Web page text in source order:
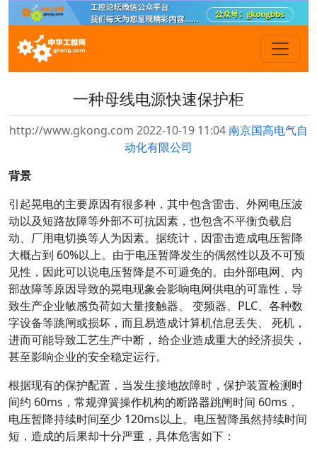
一种母线电源快速保护柜
http://www.gkong.com 2022-10-19 11:04南京国高电气自
动化有限公司
背景
引起晃电的主要原因有很多种，其中包含雷击、外网电压波
动以及短路故障等外部不可抗因素，也包含不平衡负载启
动、厂用电切换等人为因素。据统计，因雷击造成电压暂降
大概占到 60%以上。由于电压暂降发生的偶然性以及不可预
见性，因此可以说电压暂降是不可避免的。由外部电网、内
部故障等原因导致的晃电现象会影响电网供电的可靠性，导
致生产企业敏感负荷如大量接触器、 变频器、PLC、各种数
字设备等跳闸或损坏，而且易造成计算机信息丢失、 死机，
进而可能导致工艺生产中断， 给企业造成重大的经济损失，
甚至影响企业的安全稳定运行。
根据现有的保护配置，当发生接地故障时，保护装置检测时
间约 60ms，常规弹簧操作机构的断路器跳闸时间 60ms，
电压暂降持续时间至少 120ms以上。电压暂降虽然持续时间
短，造成的后果却十分严重，具体危害如下：